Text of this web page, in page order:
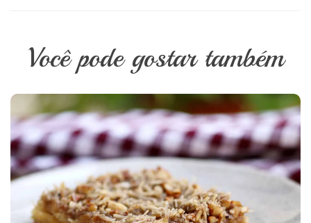
Você pode gostar também